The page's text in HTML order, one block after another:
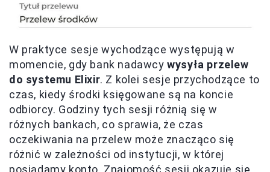
W praktyce sesje wychodzące występują w
momencie, gdy bank nadawcywysyła przelew
do systemu Elixir. Z kolei sesje przychodzące to
czas, kiedy środki księgowane są na koncie
odbiorcy. Godziny tych sesji różnią się w
różnych bankach, co sprawia, że czas
oczekiwania na przelew może znacząco się
różnić w zależności od instytucji, w której
posiadamy konto. Znajomość sesji okazuje się